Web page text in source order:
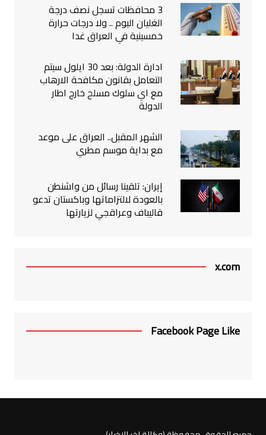
3 محافظات تسجل نصف درجة
الغليان اليوم .. ولا درجات حرارة
خمسينية في العراق غدا
ادارة الدولة: بعد 30 ايلول سيتم
التعامل بقانون مكافحة الارهاب
مع اي سلوك مسلح خارج اطار
الدولة
الشهر المقبل.. العراق على موعد
مع بداية موسم مطري
إيران: تلقينا رسائل من واشنطن
بالعودة لالتزاماتها وباكستان تدعو
قاليباف وعراقجي لزيارتها
x.com
Facebook Page Like